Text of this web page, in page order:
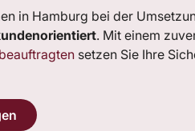
in Hamburg bei der
. Mit einem
setzen Sie Ihre